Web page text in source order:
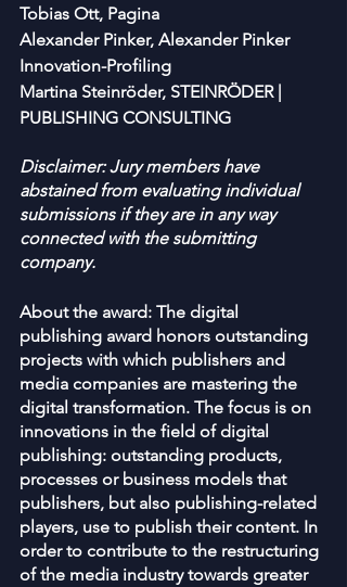
Tobias Ott, Pagina
Alexander Pinker, Alexander Pinker
Innovation-Profiling
Martina Steinröder, STEINRÖDER |
PUBLISHING CONSULTING
Disclaimer: Jury members have
abstained from evaluating individual
submissions if they are in any way
connected with the submitting
company.
About the award: The digital
publishing award honors outstanding
projects with which publishers and
media companies are mastering the
digital transformation. The focus is on
innovations in the field of digital
publishing: outstanding products,
processes or business models that
publishers, but also publishing-related
players, use to publish their content. In
order to contribute to the restructuring
of the media industry towards greater